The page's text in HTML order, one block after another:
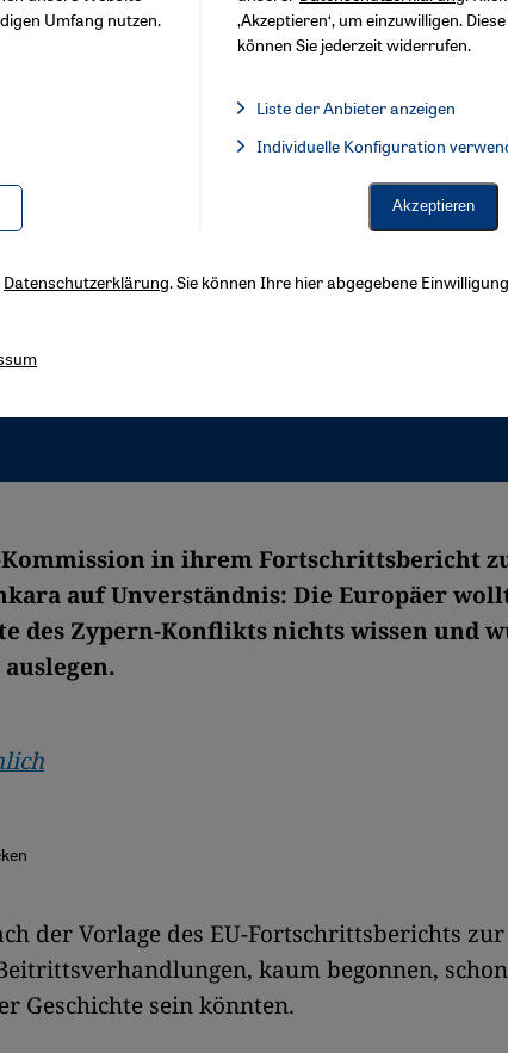
in ihrem Fortschrittsbericht
auf Unverständnis: Die Europäer
des Zypern-Konflikts nichts wissen und
der Vorlage des EU-Fortschrittsberichts
kaum begonnen,
Geschichte sein könnten.
Umfang nutzen.
‚Akzeptieren‘, um einzuwilligen.
können Sie jederzeit widerrufen.
Liste der Anbieter anzeigen
Facebook Embed / Facebook
Individuelle Konfiguration
Akzeptieren
Datenschutzerklärung. Sie können Ihre hier abgegebene